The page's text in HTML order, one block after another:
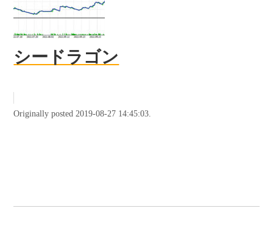
シードラゴン
Originally posted 2019-08-27 14:45:03.